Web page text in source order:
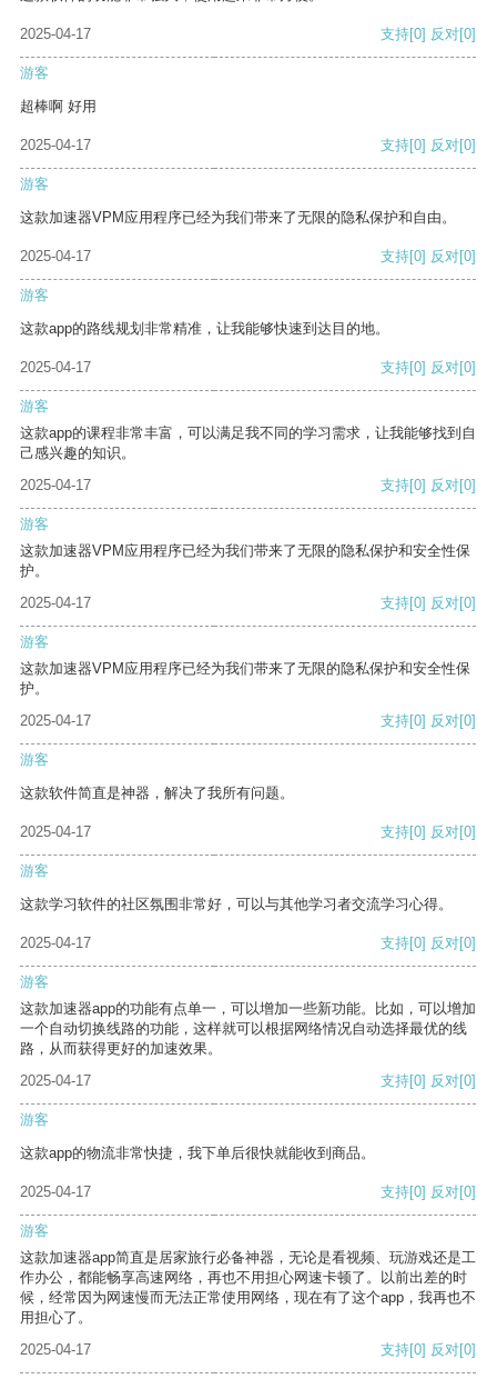
2025-04-17 支持[0] 反对[0]
游客
超棒啊 好用
2025-04-17 支持[0] 反对[0]
游客
这款加速器VPM应用程序已经为我们带来了无限的隐私保护和自由。
2025-04-17 支持[0] 反对[0]
游客
这款app的路线规划非常精准，让我能够快速到达目的地。
2025-04-17 支持[0] 反对[0]
游客
这款app的课程非常丰富，可以满足我不同的学习需求，让我能够找到自
己感兴趣的知识。
2025-04-17
支持[0] 反对[0]
游客
这款加速器VPM应用程序已经为我们带来了无限的隐私保护和安全性保
护。
2025-04-17
支持[0] 反对[0]
游客
这款加速器VPM应用程序已经为我们带来了无限的隐私保护和安全性保
护。
2025-04-17
支持[0] 反对[0]
游客
这款软件简直是神器，解决了我所有问题。
2025-04-17 支持[0] 反对[0]
游客
这款学习软件的社区氛围非常好，可以与其他学习者交流学习心得。
2025-04-17 支持[0] 反对[0]
游客
这款加速器app的功能有点单一，可以增加一些新功能。比如，可以增加
一个自动切换线路的功能，这样就可以根据网络情况自动选择最优的线
路，从而获得更好的加速效果。
2025-04-17
支持[0] 反对[0]
游客
这款app的物流非常快捷，我下单后很快就能收到商品。
2025-04-17 支持[0] 反对[0]
游客
这款加速器app简直是居家旅行必备神器，无论是看视频、玩游戏还是工
作办公，都能畅享高速网络，再也不用担心网速卡顿了。以前出差的时
候，经常因为网速慢而无法正常使用网络，现在有了这个app，我再也不
用担心了。
2025-04-17
支持[0] 反对[0]